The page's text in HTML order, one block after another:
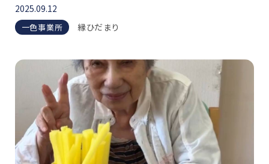
2025.09.12
一色事業所 縁ひだまり